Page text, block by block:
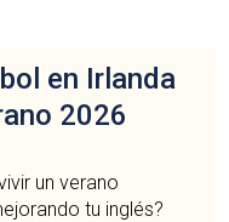
en Irlanda
2026
un verano
tu inglés?